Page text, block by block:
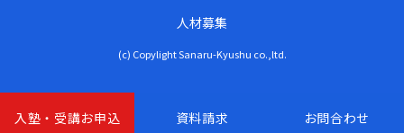
人材募集
(c) Copylight Sanaru-Kyushu co.,ltd.
入塾・受講お申込 資料請求 お問合わせ